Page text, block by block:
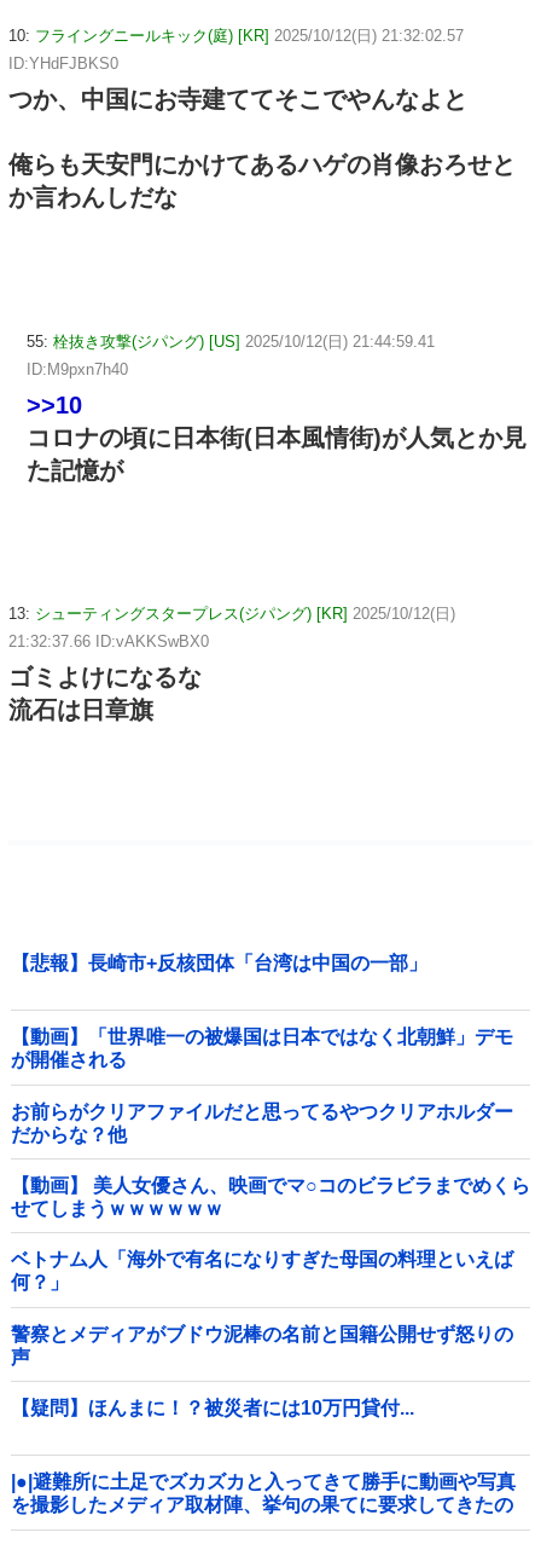
10: フライングニールキック(庭) [KR] 2025/10/12(日) 21:32:02.57
ID:YHdFJBKS0
つか、中国にお寺建ててそこでやんなよと
俺らも天安門にかけてあるハゲの肖像おろせと
か言わんしだな
55: 栓抜き攻撃(ジパング) [US] 2025/10/12(日) 21:44:59.41
ID:M9pxn7h40
>>10
コロナの頃に日本街(日本風情街)が人気とか見
た記憶が
13: シューティングスタープレス(ジパング) [KR] 2025/10/12(日)
21:32:37.66 ID:vAKKSwBX0
ゴミよけになるな
流石は日章旗
【悲報】長崎市+反核団体「台湾は中国の一部」
【動画】「世界唯一の被爆国は日本ではなく北朝鮮」デモ
が開催される
お前らがクリアファイルだと思ってるやつクリアホルダー
だからな？他
【動画】 美人女優さん、映画でマ○コのビラビラまでめくら
せてしまうｗｗｗｗｗｗ
ベトナム人「海外で有名になりすぎた母国の料理といえば
何？」
警察とメディアがブドウ泥棒の名前と国籍公開せず怒りの
声
【疑問】ほんまに！？被災者には10万円貸付...
|●|避難所に土足でズカズカと入ってきて勝手に動画や写真
を撮影したメディア取材陣、挙句の果てに要求してきたの
は……